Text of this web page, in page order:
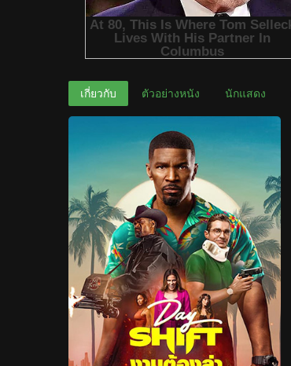
เกี่ยวกับ ตัวอย่างหนัง นักแสดง